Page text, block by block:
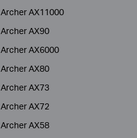
Archer AX11000
Archer AX90
Archer AX6000
Archer AX80
Archer AX73
Archer AX72
Archer AX58